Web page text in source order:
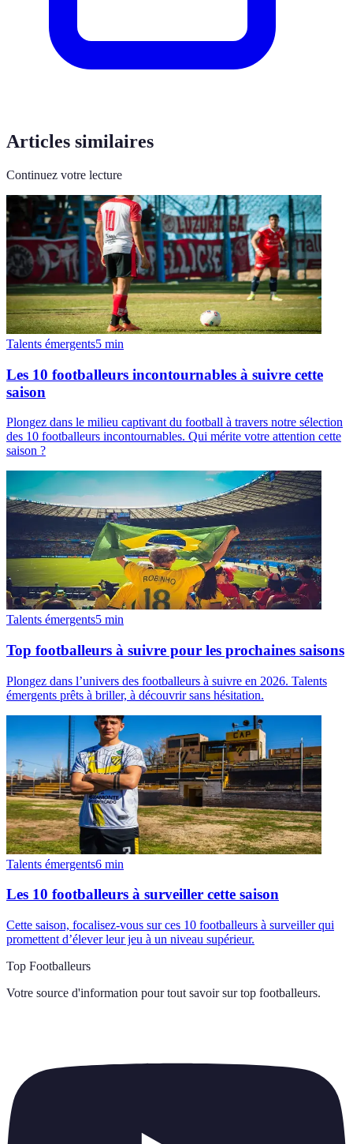
Articles similaires
Continuez votre lecture
Talents émergents5 min
Les 10 footballeurs incontournables à suivre cette
saison
Plongez dans le milieu captivant du football à travers notre sélection
des 10 footballeurs incontournables. Qui mérite votre attention cette
saison ?
Talents émergents5 min
Top footballeurs à suivre pour les prochaines saisons
Plongez dans l’univers des footballeurs à suivre en 2026. Talents
émergents prêts à briller, à découvrir sans hésitation.
Talents émergents6 min
Les 10 footballeurs à surveiller cette saison
Cette saison, focalisez-vous sur ces 10 footballeurs à surveiller qui
promettent d’élever leur jeu à un niveau supérieur.
Top Footballeurs
Votre source d'information pour tout savoir sur top footballeurs.